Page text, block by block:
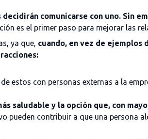
comunicarse con uno. Sin
es el primer paso para mejorar las
ya que, cuando, en vez de ejemplos
estos con personas externas a la
saludable y la opción que, con
pueden contribuir a que una persona